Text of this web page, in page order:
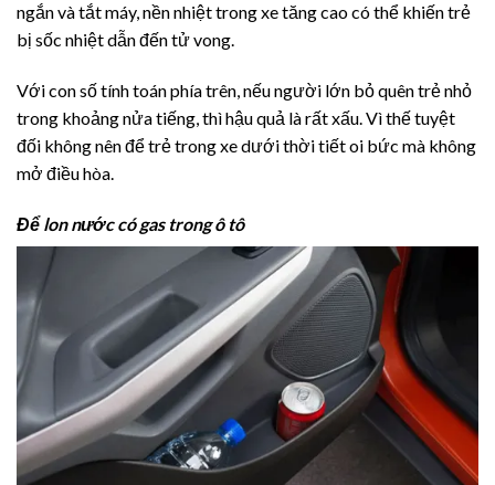
ngắn và tắt máy, nền nhiệt trong xe tăng cao có thể khiến trẻ
bị sốc nhiệt dẫn đến tử vong.
Với con số tính toán phía trên, nếu người lớn bỏ quên trẻ nhỏ
trong khoảng nửa tiếng, thì hậu quả là rất xấu. Vì thế tuyệt
đối không nên để trẻ trong xe dưới thời tiết oi bức mà không
mở điều hòa.
Để lon nước có gas trong ô tô